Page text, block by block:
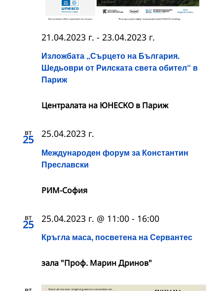
Изложбата „Сърцето на България.
Шедьоври от Рилската света обител“ в
Париж
21.04.2023 г. - 23.04.2023 г.
Централата на ЮНЕСКО в Париж
вт
25
Международен форум за Константин
Преславски
25.04.2023 г.
РИМ-София
вт
25
Кръгла маса, посветена на Сервантес
25.04.2023 г. @ 11:00 - 16:00
зала "Проф. Марин Дринов"